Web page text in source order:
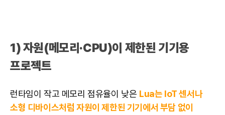
1) 자원(메모리·CPU)이 제한된 기기용
프로젝트
런타임이 작고 메모리 점유율이 낮은 Lua는 IoT 센서나
소형 디바이스처럼 자원이 제한된 기기에서 부담 없이